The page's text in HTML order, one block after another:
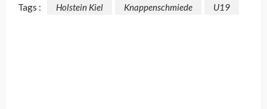
Tags : Holstein Kiel Knappenschmiede U19